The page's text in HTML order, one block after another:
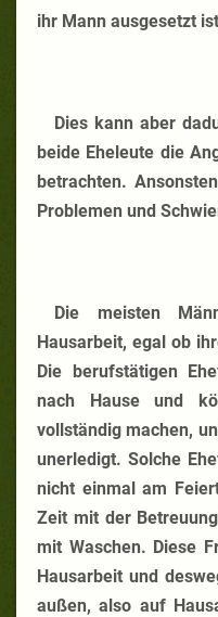
ihr Mann ausgesetzt
Dies kann aber
beide Eheleute die
betrachten.
Problemen und
Die meisten
Hausarbeit, egal ob
Die berufstätigen
nach Hause und
vollständig machen,
unerledigt. Solche
nicht einmal am
Zeit mit der
mit Waschen. Diese
Hausarbeit und
außen, also auf